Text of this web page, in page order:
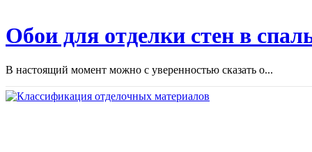
Обои для отделки стен в
В настоящий момент можно с уверенностью сказать о...